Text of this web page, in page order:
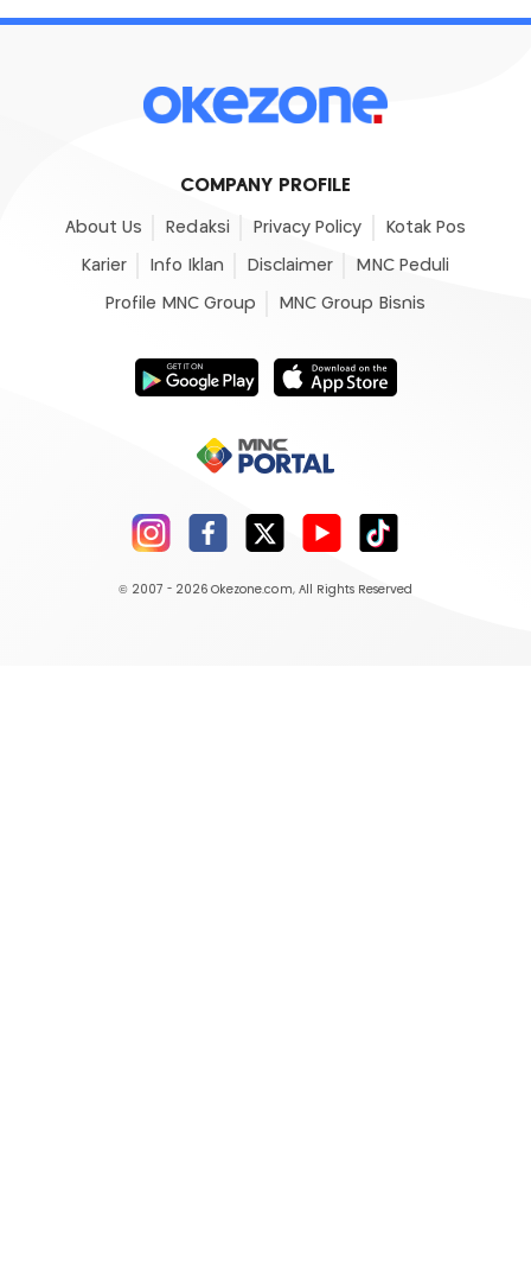
COMPANY PROFILE
About Us Redaksi Privacy Policy Kotak Pos
Karier Info Iklan Disclaimer MNC Peduli
Profile MNC Group MNC Group Bisnis
© 2007 - 2026 Okezone.com, All Rights Reserved